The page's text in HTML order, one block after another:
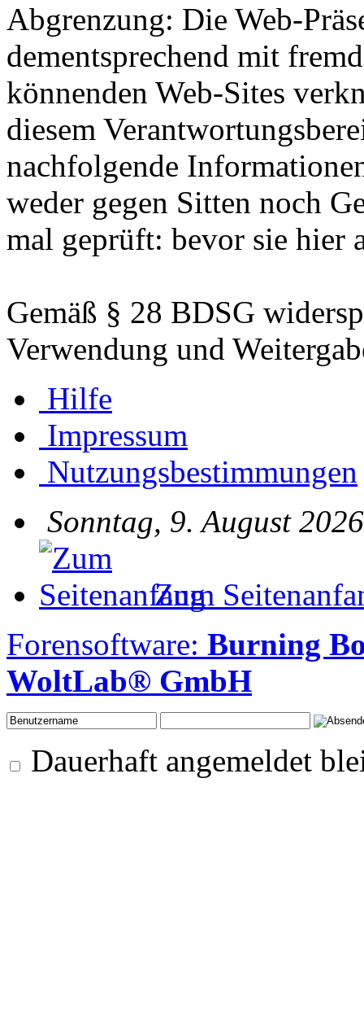
Abgrenzung: Die Web-
dementsprechend mit
könnenden Web-Sites
diesem
nachfolgende
weder gegen Sitten noch
mal geprüft: bevor sie hier
Gemäß § 28 BDSG
Verwendung und
Hilfe
Impressum
Nutzungsbestimmungen
Sonntag, 9. August
Zum
Forensoftware: Burning
WoltLab® GmbH
Dauerhaft angemeldet